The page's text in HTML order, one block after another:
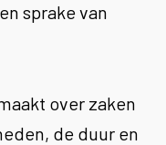
sprake van
over zaken
de duur en